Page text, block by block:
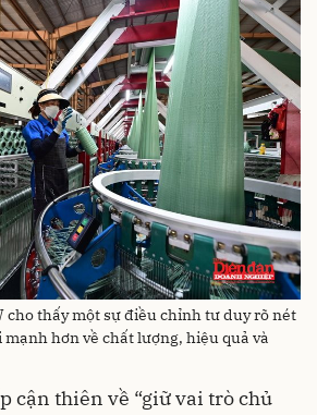
cho thấy một sự điều chỉnh tư duy rõ nét
hơn về chất lượng, hiệu quả và
cận thiên về “giữ vai trò chủ